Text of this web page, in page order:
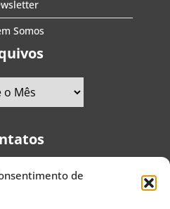
de
Somos
9697|+55 (11) 5587-4334